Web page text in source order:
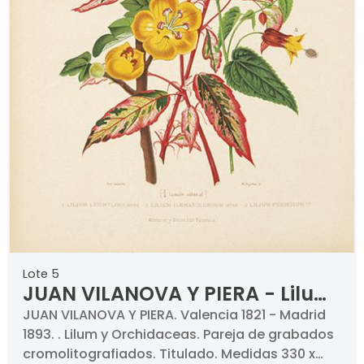
Lote 5
JUAN VILANOVA Y PIERA - Lilum
y Orchidaceas
JUAN VILANOVA Y PIERA. Valencia 1821 - Madrid
1893. . Lilum y Orchidaceas. Pareja de grabados
cromolitografiados. Titulado. Medidas 330 x